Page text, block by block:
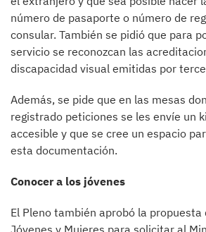
número de pasaporte o número de
consular. También se pidió que para
servicio se reconozcan las
discapacidad visual emitidas por
Además, se pide que en las mesas
registrado peticiones se les envíe un
accesible y que se cree un espacio
esta documentación.
Conocer a los jóvenes
El Pleno también aprobó la propuesta